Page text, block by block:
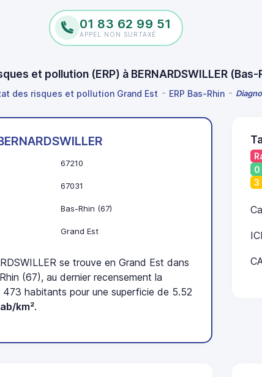
01 83 62 99 51
APPEL NON SURTAXÉ
et pollution (ERP) à BERNARDSWILLER (Bas-
des risques et pollution Grand Est ERP Bas-Rhin
67210
67031
Bas-Rhin (67)
Grand Est
se trouve en Grand Est dans
(67), au dernier recensement la
habitants pour une superficie de 5.52
km².
0
3